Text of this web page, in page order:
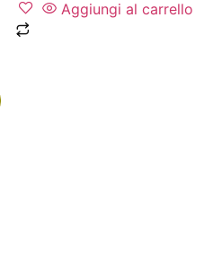
Aggiungi al carrello